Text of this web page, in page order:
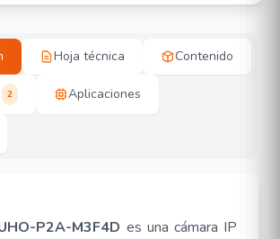
Hoja técnica Contenido
2 Aplicaciones
P2A-M3F4D es una cámara IP